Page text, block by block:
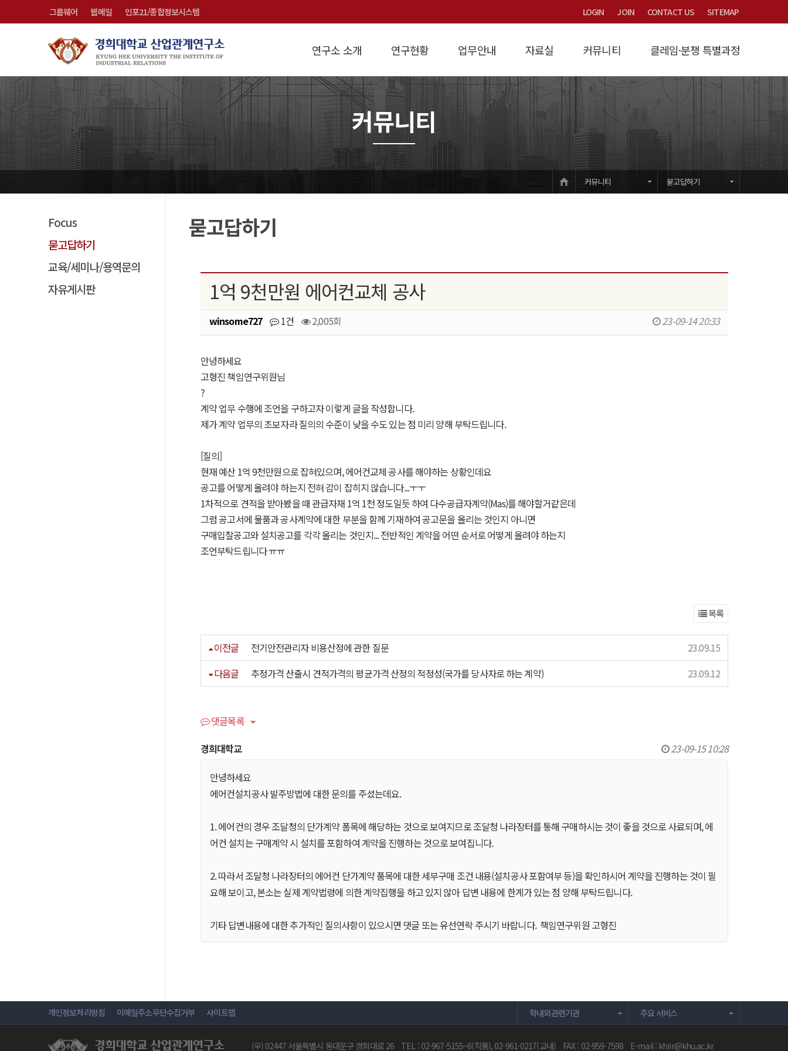
그룹웨어 웹메일 인포21/종합정보시스템 LOGIN JOIN CONTACT US SITEMAP
연구소 소개
인사말 개요 설립목적 연혁 조직도 연구실적 오시는 길
연구현황
연구방향 경제정책연구 지역경제연구 경영진단연구 타당성검토 원가계산 건설클레임 교육/훈련학술
업무안내
학술연구용역 원가계산 계약금액조정 법원제3자감정 개발부담금 하수도세금감면
자료실
강의교재 경제지표/제비율 산연논총 논문집 법률/시행령/시행규칙 유권해석
커뮤니티
Focus 묻고답하기 교육/세미나/용역문의 자유게시판
클레임·분쟁 특별과정
과정소개 입학안내 강의교재 공지사항
커뮤니티
HOME 커뮤니티 묻고답하기
Focus
묻고답하기
교육/세미나/용역문의
자유게시판
묻고답하기
1억 9천만원 에어컨교체 공사
winsome727 1건 2,005회 23-09-14 20:33
안녕하세요
고형진 책임연구위원님
?
계약 업무 수행에 조언을 구하고자 이렇게 글을 작성합니다.
제가 계약 업무의 초보자라 질의의 수준이 낮을 수도 있는 점 미리 양해 부탁드립니다.
[질의]
현재 예산 1억 9천만원으로 잡혀있으며, 에어컨교체 공사를 해야하는 상황인데요
공고를 어떻게 올려야 하는지 전혀 감이 잡히지 않습니다...ㅜㅜ
1차적으로 견적을 받아봤을 때 관급자재 1억 1천 정도일듯 하여 다수공급자계약(Mas)를 해야할거같은데
그럼 공고서에 물품과 공사계약에 대한 부분을 함께 기재하여 공고문을 올리는 것인지 아니면
구매입찰공고와 설치공고를 각각 올리는 것인지... 전반적인 계약을 어떤 순서로 어떻게 올려야 하는지
조언부탁드립니다 ㅠㅠ
목록
이전글 전기안전관리자 비용산정에 관한 질문
23.09.15
다음글
추정가격 산출시 견적가격의 평균가격 산정의 적정성(국가를 당사자로 하는 계약) 23.09.12
댓글목록
경희대학교
23-09-15 10:28
안녕하세요
에어컨설치공사 발주방법에 대한 문의를 주셨는데요.
1. 에어컨의 경우 조달청의 단가계약 폼목에 해당하는 것으로 보여지므로 조달청 나라장터를 통해 구매하시는 것이 좋을 것으로 사료되며, 에
어컨 설치는 구매계약 시 설치를 포함하여 계약을 진행하는 것으로 보여집니다.
2. 따라서 조달청 나라장터의 에어컨 단가계약 품목에 대한 세부구매 조건 내용(설치공사 포함여부 등)을 확인하시어 계약을 진행하는 것이 필
요해 보이고, 본소는 실제 계약법령에 의한 계약집행을 하고 있지 않아 답변 내용에 한계가 있는 점 양해 부탁드립니다.
기타 답변내용에 대한 추가적인 질의사항이 있으시면 댓글 또는 유선연락 주시기 바랍니다. 책임연구위원 고형진
개인정보처리방침 이메일주소무단수집거부 사이트맵 학내외관련기관 주요 서비스
(우) 02447 서울특별시 동대문구 경희대로 26 TEL : 02-967-5155~6(직통), 02-961-0217(교내) FAX : 02-959-7598 E-mail : khiir@khu.ac.kr